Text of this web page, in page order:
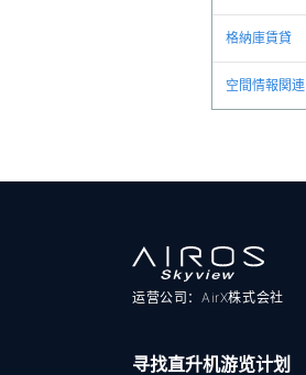
格納庫賃貸
空間情報関連
运营公司：AirX株式会社
寻找直升机游览计划